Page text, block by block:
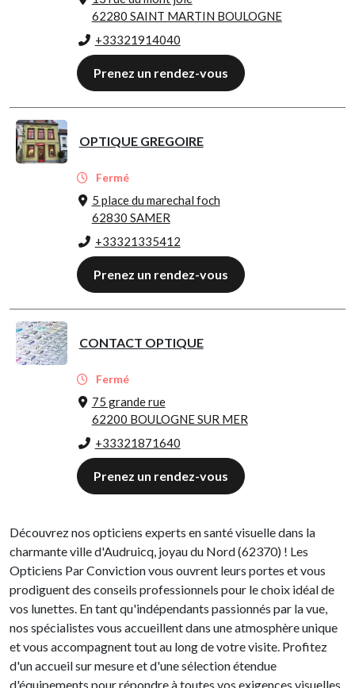
62280 SAINT MARTIN BOULOGNE
+33321914040
Prenez un rendez-vous
OPTIQUE GREGOIRE
Fermé
5 place du marechal foch
62830 SAMER
+33321335412
Prenez un rendez-vous
CONTACT OPTIQUE
Fermé
75 grande rue
62200 BOULOGNE SUR MER
+33321871640
Prenez un rendez-vous
Découvrez nos opticiens experts en santé visuelle dans la
charmante ville d'Audruicq, joyau du Nord (62370) ! Les
Opticiens Par Conviction vous ouvrent leurs portes et vous
prodiguent des conseils professionnels pour le choix idéal de
vos lunettes. En tant qu'indépendants passionnés par la vue,
nos spécialistes vous accueillent dans une atmosphère unique
et vous accompagnent tout au long de votre visite. Profitez
d'un accueil sur mesure et d'une sélection étendue
d'équipements pour répondre à toutes vos exigences visuelles